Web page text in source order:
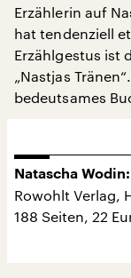
Erzählerin auf
hat tendenziell
Erzählgestus ist
„Nastjas
bedeutsames
Natascha
Rowohlt Verlag,
188 Seiten, 22